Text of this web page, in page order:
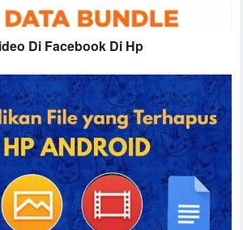
Di Facebook Di Hp